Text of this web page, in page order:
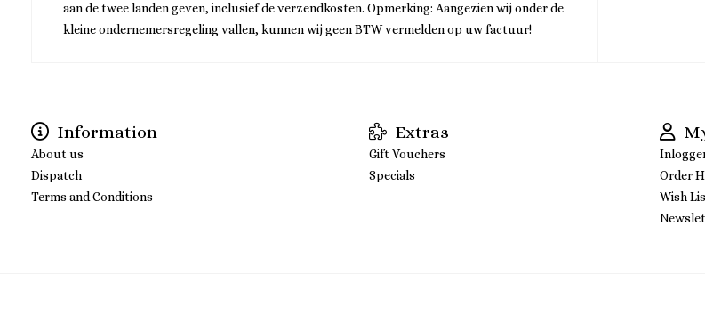
aan de twee landen geven, inclusief de verzendkosten. Opmerking: Aangezien wij onder de
kleine ondernemersregeling vallen, kunnen wij geen BTW vermelden op uw factuur!
Information
About us
Dispatch
Terms and Conditions
Extras
Gift Vouchers
Specials
Order
Wish